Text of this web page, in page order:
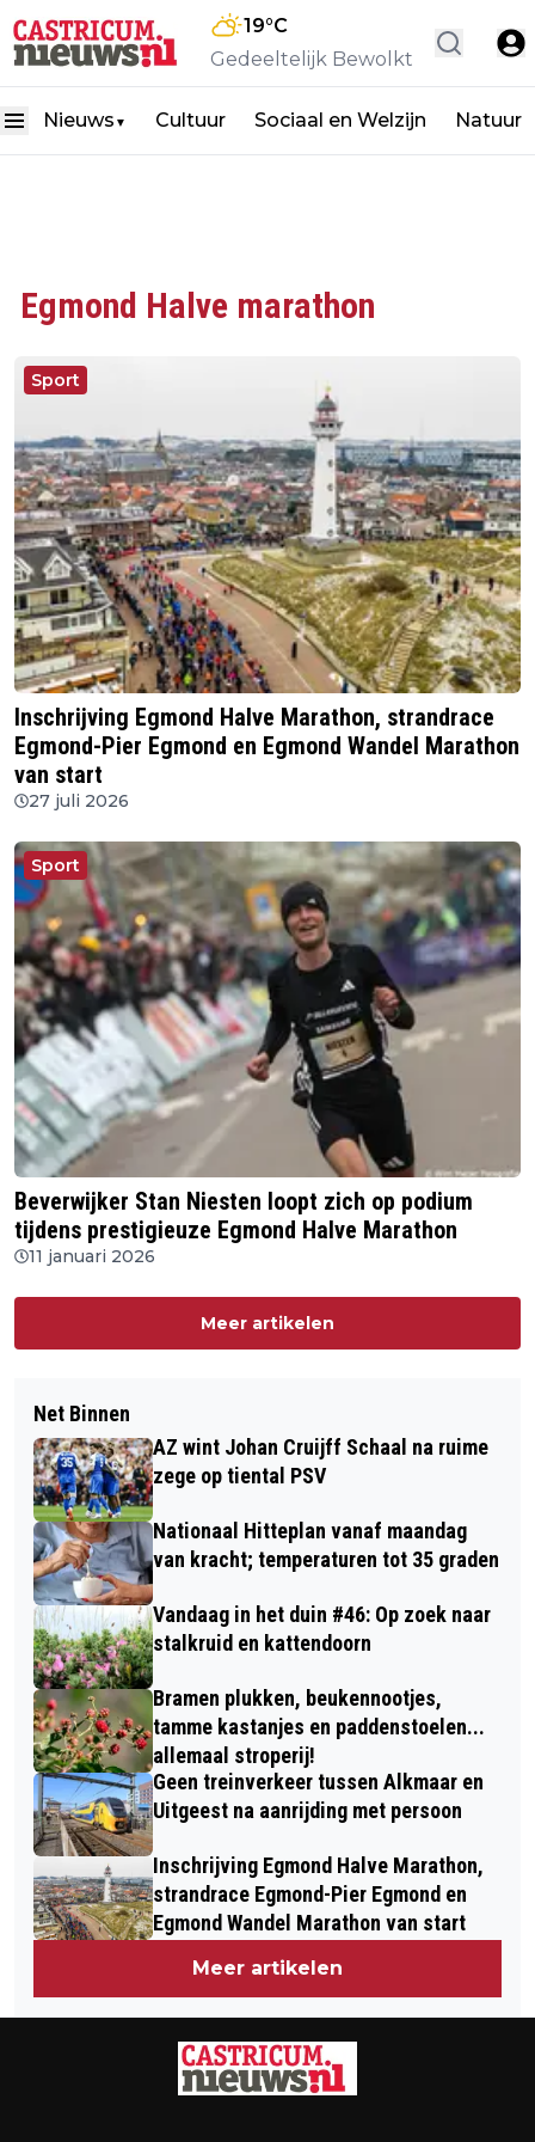
19°C
Gedeeltelijk Bewolkt
Nieuws ▼ Cultuur Sociaal en Welzijn Natuur
Egmond Halve marathon
Sport
Inschrijving Egmond Halve Marathon, strandrace
Egmond-Pier Egmond en Egmond Wandel Marathon
van start
27 juli 2026
Sport
Beverwijker Stan Niesten loopt zich op podium
tijdens prestigieuze Egmond Halve Marathon
11 januari 2026
Meer artikelen
Net Binnen
AZ wint Johan Cruijff Schaal na ruime
zege op tiental PSV
Nationaal Hitteplan vanaf maandag
van kracht; temperaturen tot 35 graden
Vandaag in het duin #46: Op zoek naar
stalkruid en kattendoorn
Bramen plukken, beukennootjes,
tamme kastanjes en paddenstoelen...
allemaal stroperij!
Geen treinverkeer tussen Alkmaar en
Uitgeest na aanrijding met persoon
Inschrijving Egmond Halve Marathon,
strandrace Egmond-Pier Egmond en
Egmond Wandel Marathon van start
Meer artikelen